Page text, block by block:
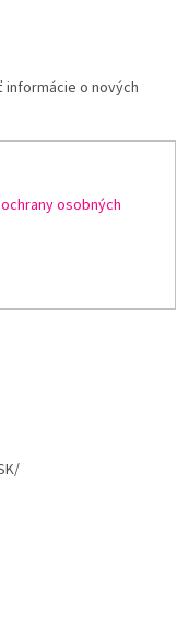
informácie o nových
osobných